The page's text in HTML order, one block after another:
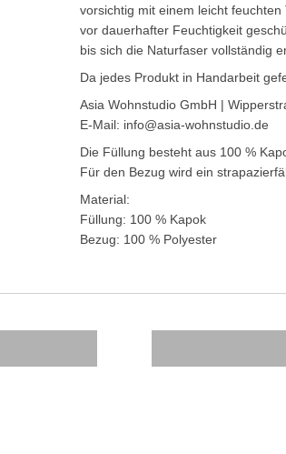
vorsichtig mit einem leicht
vor dauerhafter Feuchtigkeit
bis sich die Naturfaser vollständig
Da jedes Produkt in Handarbeit
Asia Wohnstudio GmbH |
E-Mail: info@asia-wohnstudio.de
Die Füllung besteht aus 100 %
Für den Bezug wird ein
Material:
Füllung: 100 % Kapok
Bezug: 100 % Polyester